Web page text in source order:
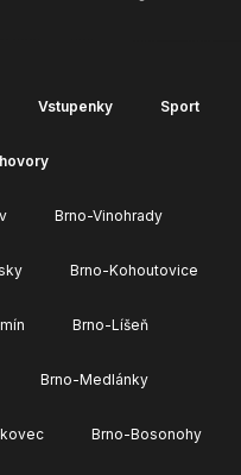
Vstupenky Sport
Brno-Vinohrady
Brno-Kohoutovice
Brno-Líšeň
Brno-Medlánky
Brno-Bosonohy